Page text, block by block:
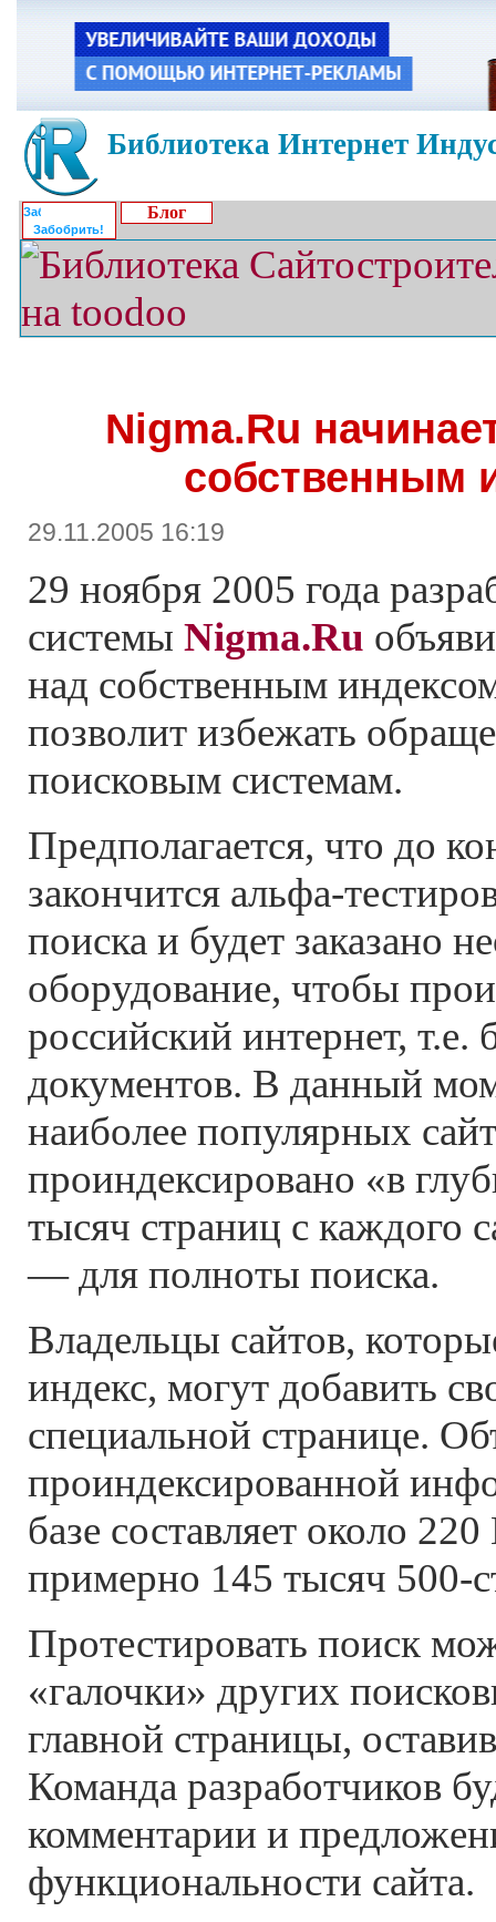
Библиотека Интернет
Забобрить!
Блог
Nigma.Ru
собственным
29.11.2005 16:19
29 ноября 2005 года
системы Nigma.Ru
над собственным
позволит избежать
поисковым системам.
Предполагается, что до
закончится альфа-
поиска и будет заказано
оборудование, чтобы
российский интернет, т.е.
документов. В данный
наиболее популярных
проиндексировано «в
тысяч страниц с каждого
— для полноты поиска.
Владельцы сайтов,
индекс, могут добавить
специальной странице.
проиндексированной
базе составляет около
примерно 145 тысяч 500-
Протестировать поиск
«галочки» других
главной страницы,
Команда разработчиков
комментарии и
функциональности сайта.